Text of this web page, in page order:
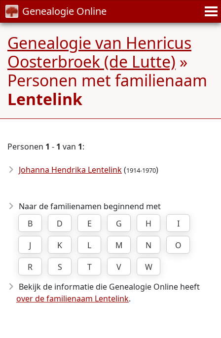
Genealogie Online
Genealogie van Henricus
Oosterbroek (de Lutte) »
Personen met familienaam
Lentelink
Personen 1 - 1 van 1:
Johanna Hendrika Lentelink(1914-1970)
Naar de familienamen beginnend met
B
D E G H
I
J
K L M N
O
R
S T V
W
Bekijk de informatie die Genealogie Online heeft
over de familienaam Lentelink.